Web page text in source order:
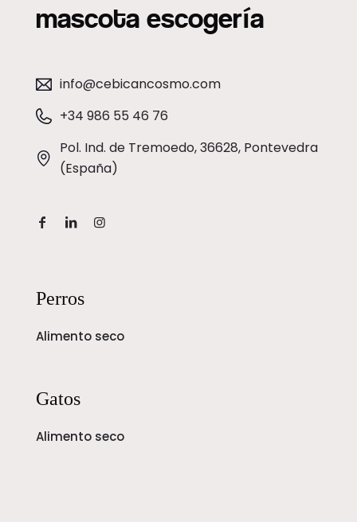
mascota escogería
info@cebicancosmo.com
+34 986 55 46 76
Pol. Ind. de Tremoedo, 36628, Pontevedra
(España)
Perros
Alimento seco
Gatos
Alimento seco